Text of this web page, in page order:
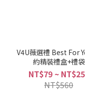
V4U薇選禮 Best For
約精裝禮盒+禮袋
NT$79 ~
NT$560